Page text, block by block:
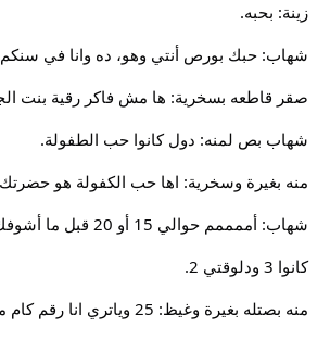
زينة: بحبه.
شهاب: حبك بورص أنتي وهو، ده وانا في
صقر قاطعه بسخرية: ها مش فاكر رقية بنت
شهاب بص لمنه: دول كانوا حب الطفولة.
منه بغيرة وسخرية: اها حب الكفولة هو
شهاب: أممممم حوالي 15
كانوا 3 ودلوقتي 2.
منه بصتله بغيرة وغيظ: 25 وياتري انا رقم كام منهم.